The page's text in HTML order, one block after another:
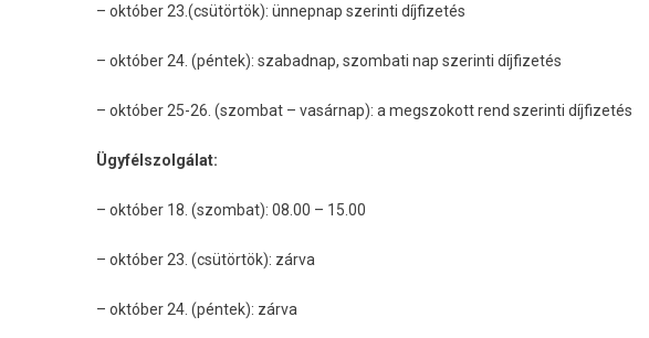
– október 23.(csütörtök): ünnepnap szerinti díjfizetés
– október 24. (péntek): szabadnap, szombati nap szerinti díjfizetés
– október 25-26. (szombat – vasárnap): a megszokott rend szerinti díjfizetés
Ügyfélszolgálat:
– október 18. (szombat): 08.00 – 15.00
– október 23. (csütörtök): zárva
– október 24. (péntek): zárva